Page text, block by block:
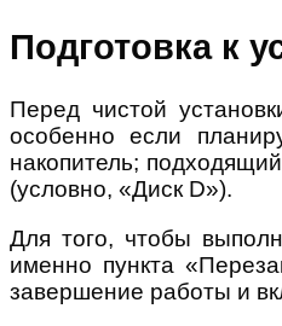
Подготовка к
Перед чистой
особенно если
накопитель;
(условно, «Диск D»).
Для того, чтобы
именно пункта
завершение работы и